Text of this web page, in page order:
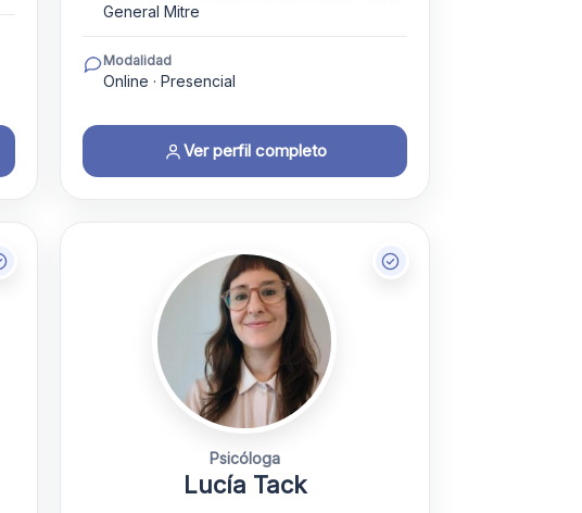
General Mitre
Modalidad
Online · Presencial
Ver perfil completo
Psicóloga
Lucía Tack